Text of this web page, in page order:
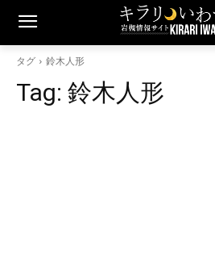
タグ 鈴木人形
Tag: 鈴木人形